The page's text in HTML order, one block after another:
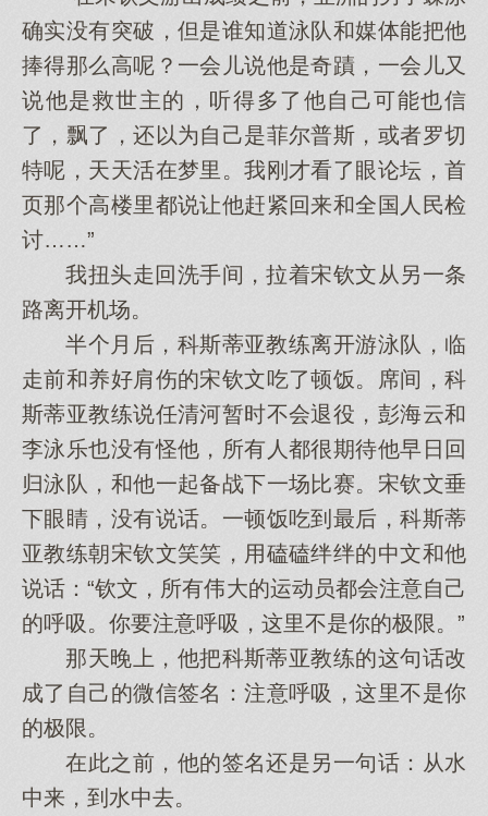
确实没有突破，但是谁知道泳队和媒体能把他
捧得那么高呢？一会儿说他是奇蹟，一会儿又
说他是救世主的，听得多了他自己可能也信
了，飘了，还以为自己是菲尔普斯，或者罗切
特呢，天天活在梦里。我刚才看了眼论坛，首
页那个高楼里都说让他赶紧回来和全国人民检
讨……”
我扭头走回洗手间，拉着宋钦文从另一条
路离开机场。
半个月后，科斯蒂亚教练离开游泳队，临
走前和养好肩伤的宋钦文吃了顿饭。席间，科
斯蒂亚教练说任清河暂时不会退役，彭海云和
李泳乐也没有怪他，所有人都很期待他早日回
归泳队，和他一起备战下一场比赛。宋钦文垂
下眼睛，没有说话。一顿饭吃到最后，科斯蒂
亚教练朝宋钦文笑笑，用磕磕绊绊的中文和他
说话：“钦文，所有伟大的运动员都会注意自己
的呼吸。你要注意呼吸，这里不是你的极限。”
那天晚上，他把科斯蒂亚教练的这句话改
成了自己的微信签名：注意呼吸，这里不是你
的极限。
在此之前，他的签名还是另一句话：从水
中来，到水中去。